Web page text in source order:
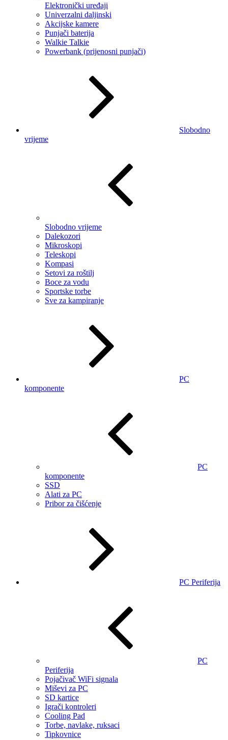
Elektronički uređaji
Univerzalni daljinski
Akcijske kamere
Punjači baterija
Walkie Talkie
Powerbank (prijenosni punjači)
Slobodno
vrijeme
Slobodno vrijeme
Dalekozori
Mikroskopi
Teleskopi
Kompasi
Setovi za roštilj
Boce za vodu
Sportske torbe
Sve za kampiranje
PC
komponente
PC
komponente
SSD
Alati za PC
Pribor za čišćenje
PC Periferija
PC
Periferija
Pojačivač WiFi signala
Miševi za PC
SD kartice
Igrači kontroleri
Cooling Pad
Torbe, navlake, ruksaci
Tipkovnice